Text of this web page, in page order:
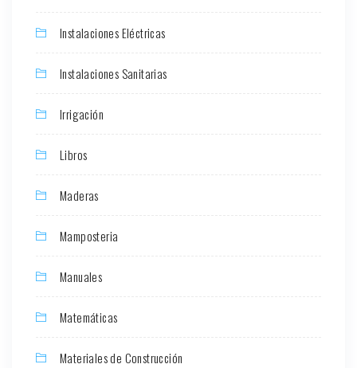
Instalaciones Eléctricas
Instalaciones Sanitarias
Irrigación
Libros
Maderas
Mamposteria
Manuales
Matemáticas
Materiales de Construcción